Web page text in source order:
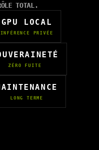
TOTAL.
GPU LOCAL
INFÉRENCE PRIVÉE
ZÉRO FUITE
LONG TERME